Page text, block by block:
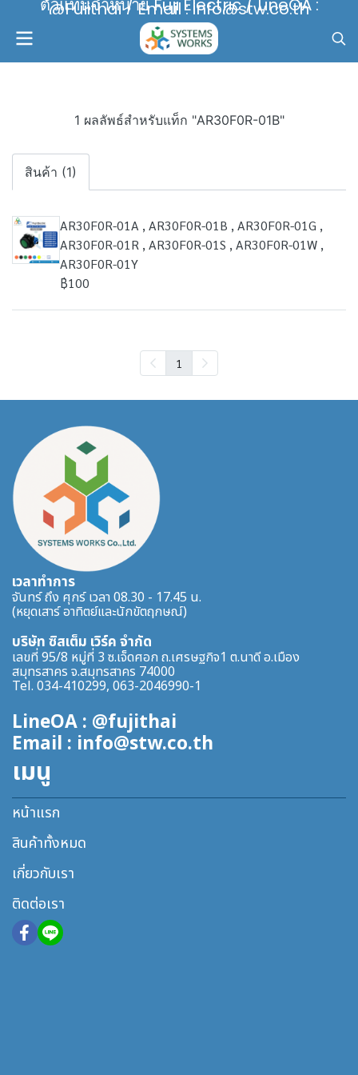
ตัวแทนจำหน่าย Fuji Electric / LineOA :
@Fujithai / Email : info@stw.co.th
1 ผลลัพธ์สำหรับแท็ก "AR30F0R-01B"
สินค้า (1)
AR30F0R-01A , AR30F0R-01B , AR30F0R-01G ,
AR30F0R-01R , AR30F0R-01S , AR30F0R-01W ,
AR30F0R-01Y
฿100
1
เวลาทำการ
จันทร์ ถึง ศุกร์ เวลา 08.30 - 17.45 น.
(หยุดเสาร์ อาทิตย์และนักขัตฤกษณ์)
บริษัท ซิสเต็ม เวิร์ค จำกัด
เลขที่ 95/8 หมู่ที่ 3 ซ.เจ็ดศอก ถ.เศรษฐกิจ1 ต.นาดี อ.เมือง
สมุทรสาคร จ.สมุทรสาคร 74000
Tel. 034-410299, 063-2046990-1
LineOA : @fujithai
Email : info@stw.co.th
เมนู
หน้าแรก
สินค้าทั้งหมด
เกี่ยวกับเรา
ติดต่อเรา